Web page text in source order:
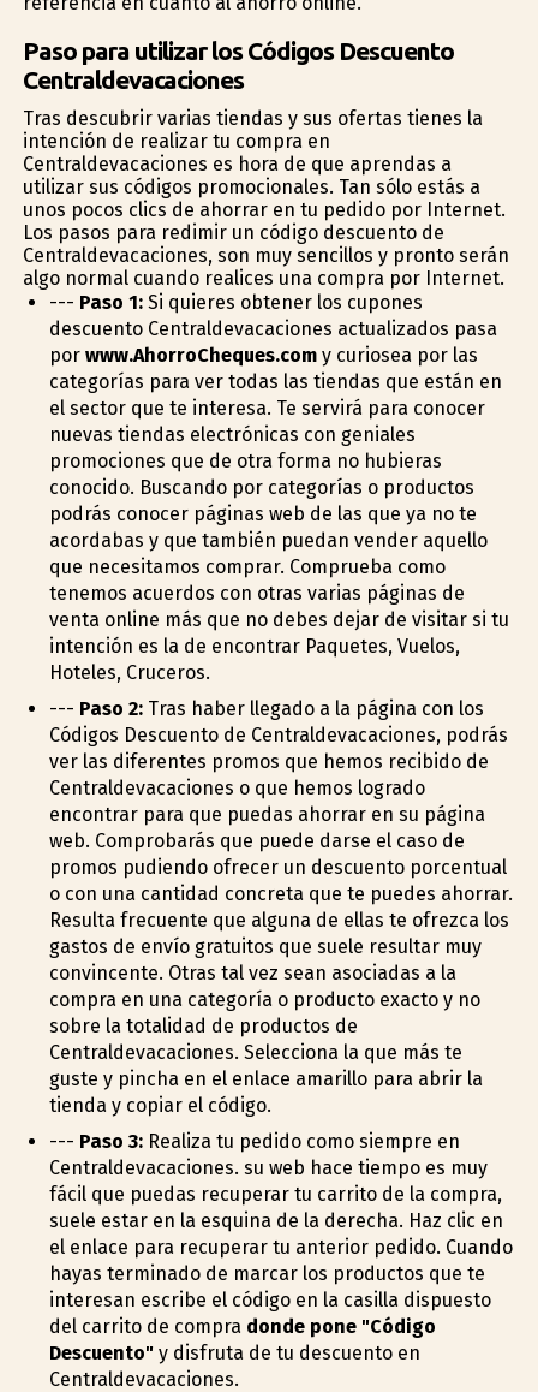
Paso para utilizar los Códigos Descuento
Centraldevacaciones
Tras descubrir varias tiendas y sus ofertas tienes la
intención de realizar tu compra en
Centraldevacaciones es hora de que aprendas a
utilizar sus códigos promocionales. Tan sólo estás a
unos pocos clics de ahorrar en tu pedido por Internet.
Los pasos para redimir un código descuento de
Centraldevacaciones, son muy sencillos y pronto serán
algo normal cuando realices una compra por Internet.
--- Paso 1:Si quieres obtener los cupones
descuento Centraldevacaciones actualizados pasa
por www.AhorroCheques.comy curiosea por las
categorías para ver todas las tiendas que están en
el sector que te interesa. Te servirá para conocer
nuevas tiendas electrónicas con geniales
promociones que de otra forma no hubieras
conocido. Buscando por categorías o productos
podrás conocer páginas web de las que ya no te
acordabas y que también puedan vender aquello
que necesitamos comprar. Comprueba como
tenemos acuerdos con otras varias páginas de
venta online más que no debes dejar de visitar si tu
intención es la de encontrar Paquetes, Vuelos,
Hoteles, Cruceros.
--- Paso 2:Tras haber llegado a la página con los
Códigos Descuento de Centraldevacaciones, podrás
ver las diferentes promos que hemos recibido de
Centraldevacaciones o que hemos logrado
encontrar para que puedas ahorrar en su página
web. Comprobarás que puede darse el caso de
promos pudiendo ofrecer un descuento porcentual
o con una cantidad concreta que te puedes ahorrar.
Resulta frecuente que alguna de ellas te ofrezca los
gastos de envío gratuitos que suele resultar muy
convincente. Otras tal vez sean asociadas a la
compra en una categoría o producto exacto y no
sobre la totalidad de productos de
Centraldevacaciones. Selecciona la que más te
guste y pincha en el enlace amarillo para abrir la
tienda y copiar el código.
--- Paso 3:Realiza tu pedido como siempre en
Centraldevacaciones. su web hace tiempo es muy
fácil que puedas recuperar tu carrito de la compra,
suele estar en la esquina de la derecha. Haz clic en
el enlace para recuperar tu anterior pedido. Cuando
hayas terminado de marcar los productos que te
interesan escribe el código en la casilla dispuesto
del carrito de compra donde pone "Código
Descuento"y disfruta de tu descuento en
Centraldevacaciones.